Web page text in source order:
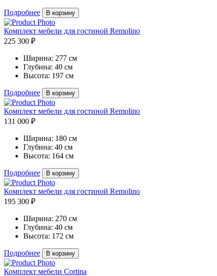
Подробнее В корзину
Комплект мебели для гостиной Remolino
225 300 ₽
Ширина: 277 см
Глубина: 40 см
Высота: 197 см
Подробнее В корзину
Комплект мебели для гостиной Remolino
131 000 ₽
Ширина: 180 см
Глубина: 40 см
Высота: 164 см
Подробнее В корзину
Комплект мебели для гостиной Remolino
195 300 ₽
Ширина: 270 см
Глубина: 40 см
Высота: 172 см
Подробнее В корзину
Комплект мебели Cortina